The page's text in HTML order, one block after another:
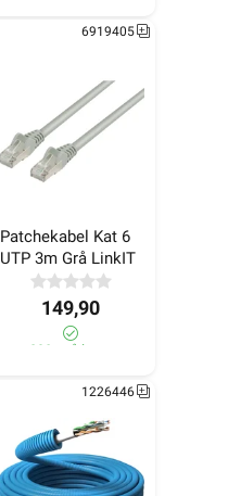
Patchekabel Kat 6
UTP 3m Grå LinkIT
6919405
149,90
290+ på lager
1226446